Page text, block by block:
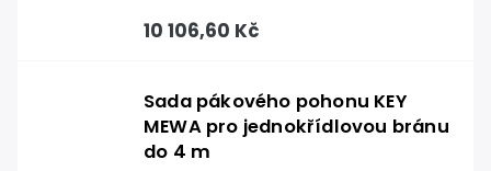
10 106,60 Kč
Sada pákového pohonu KEY
MEWA pro jednokřídlovou bránu
do 4 m